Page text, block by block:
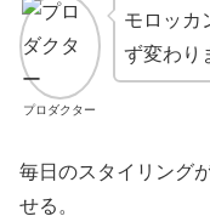
プロダクター
モロッカ
ず変わり
毎日のスタイリング
せる。